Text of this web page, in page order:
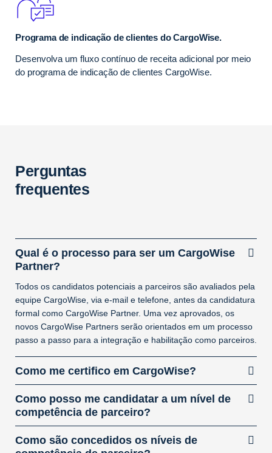
Programa de indicação de clientes do CargoWise.
Desenvolva um fluxo contínuo de receita adicional por meio
do programa de indicação de clientes CargoWise.
Perguntas
frequentes
Qual é o processo para ser um CargoWise
Partner?
Todos os candidatos potenciais a parceiros são avaliados pela
equipe CargoWise, via e-mail e telefone, antes da candidatura
formal como CargoWise Partner. Uma vez aprovados, os
novos CargoWise Partners serão orientados em um processo
passo a passo para a integração e habilitação como parceiros.
Como me certifico em CargoWise?
Como posso me candidatar a um nível de
competência de parceiro?
Como são concedidos os níveis de